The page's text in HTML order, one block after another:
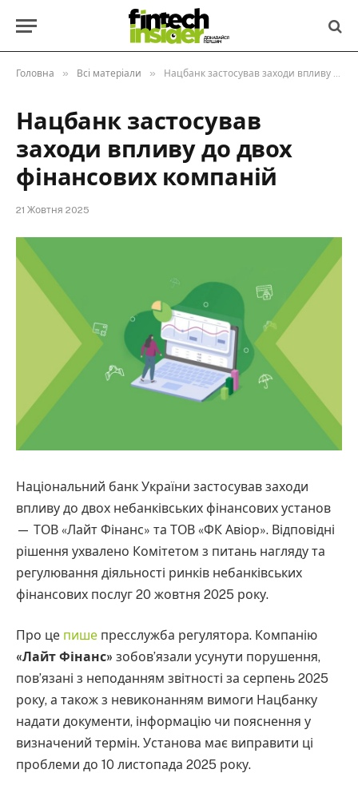
Головна » Всі матеріали » Нацбанк застосував заходи впливу до двох фінансових компаній
Нацбанк застосував
заходи впливу до двох
фінансових компаній
21 Жовтня 2025
Національний банк України застосував заходи
впливу до двох небанківських фінансових установ
— ТОВ «Лайт Фінанс» та ТОВ «ФК Авіор». Відповідні
рішення ухвалено Комітетом з питань нагляду та
регулювання діяльності ринків небанківських
фінансових послуг 20 жовтня 2025 року.
Про це пише пресслужба регулятора. Компанію
«Лайт Фінанс» зобов’язали усунути порушення,
пов’язані з неподанням звітності за серпень 2025
року, а також з невиконанням вимоги Нацбанку
надати документи, інформацію чи пояснення у
визначений термін. Установа має виправити ці
проблеми до 10 листопада 2025 року.